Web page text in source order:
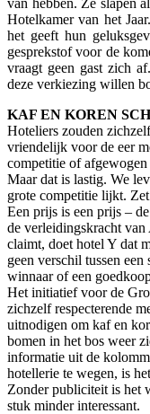
Hotelkamer van het
het geeft hun
gesprekstof voor de
vraagt geen gast zich
deze verkiezing willen
KAF EN KOREN
Hoteliers zouden
vriendelijk voor de eer
competitie of
Maar dat is lastig. We
grote competitie lijkt.
Een prijs is een prijs –
de verleidingskracht
claimt, doet hotel Y dat
geen verschil tussen
winnaar of een
Het initiatief voor de
zichzelf respecterende
uitnodigen om kaf en
bomen in het bos weer
informatie uit de
hotellerie te wegen, is
Zonder publiciteit is het
stuk minder interessant.